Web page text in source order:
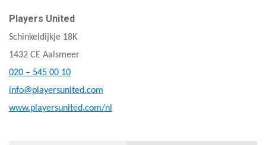
Players United
Schinkeldijkje 18K
1432 CE Aalsmeer
020 – 545 00 10
info@playersunited.com
www.playersunited.com/nl